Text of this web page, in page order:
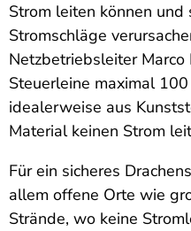
Strom leiten können und
Stromschläge
Netzbetriebsleiter
Steuerleine maximal
idealerweise aus
Material keinen Strom
Für ein sicheres
allem offene Orte wie
Strände, wo keine